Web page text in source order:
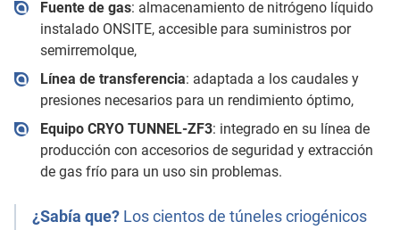
Fuente de gas: almacenamiento de nitrógeno líquido
instalado ONSITE, accesible para suministros por
semirremolque,
Línea de transferencia: adaptada a los caudales y
presiones necesarios para un rendimiento óptimo,
Equipo CRYO TUNNEL-ZF3: integrado en su línea de
producción con accesorios de seguridad y extracción
de gas frío para un uso sin problemas.
¿Sabía que? Los cientos de túneles criogénicos